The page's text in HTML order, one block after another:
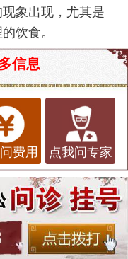
象出现，尤其是
饮食。
信息
费用 点我问专家